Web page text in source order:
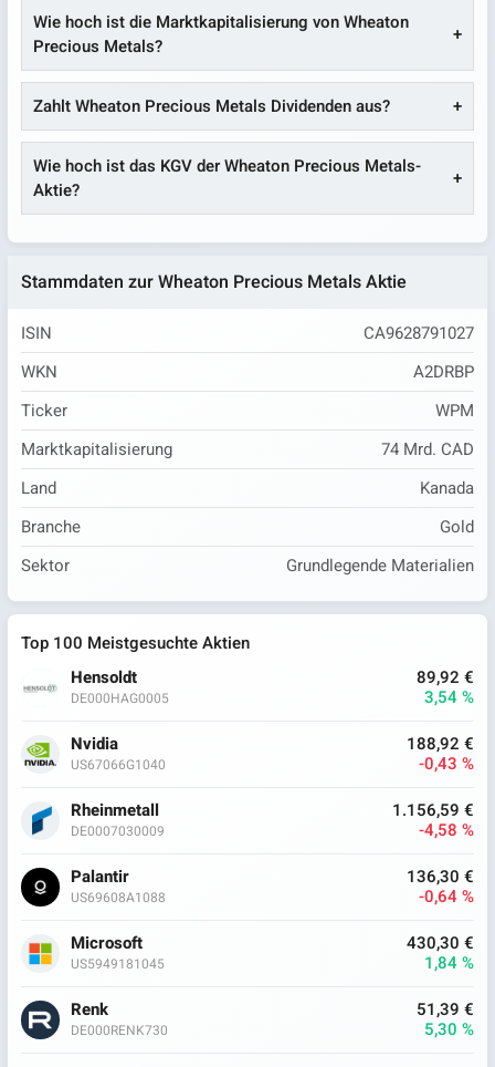
Wie hoch ist die Marktkapitalisierung von Wheaton
Precious Metals?
Zahlt Wheaton Precious Metals Dividenden aus?
Wie hoch ist das KGV der Wheaton Precious Metals-
Aktie?
Stammdaten zur Wheaton Precious Metals Aktie
ISIN
CA9628791027
WKN
A2DRBP
Ticker
WPM
Marktkapitalisierung
74 Mrd. CAD
Land
Kanada
Branche
Gold
Sektor
Grundlegende Materialien
Top 100 Meistgesuchte Aktien
Hensoldt
DE000HAG0005
89,92 €
3,54 %
Nvidia
US67066G1040
188,92 €
-0,43 %
Rheinmetall
DE0007030009
1.156,59 €
-4,58 %
Palantir
US69608A1088
136,30 €
-0,64 %
Microsoft
US5949181045
430,30 €
1,84 %
Renk
DE000RENK730
51,39 €
5,30 %